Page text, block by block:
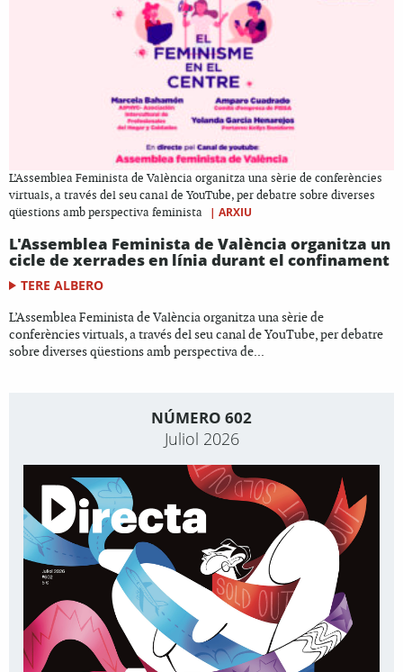
L’Assemblea Feminista de València organitza una sèrie de conferències
virtuals, a través del seu canal de YouTube, per debatre sobre diverses
qüestions amb perspectiva feminista
| ARXIU
L'Assemblea Feminista de València organitza un
cicle de xerrades en línia durant el confinament
TERE ALBERO
L’Assemblea Feminista de València organitza una sèrie de
conferències virtuals, a través del seu canal de YouTube, per debatre
sobre diverses qüestions amb perspectiva de...
NÚMERO 602
Juliol 2026